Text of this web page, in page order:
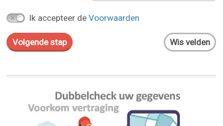
Ik accepteer deVoorwaarden